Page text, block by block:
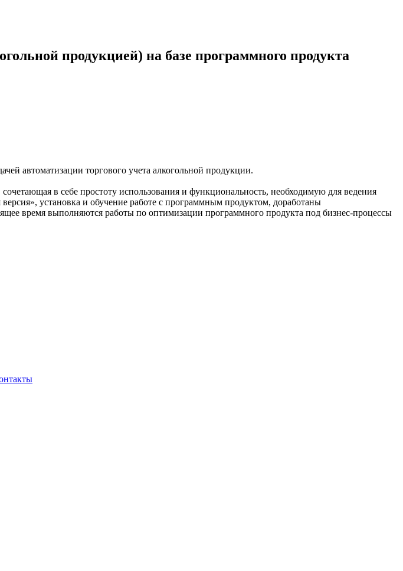
продукцией) на базе программного продукта
автоматизации торгового учета алкогольной продукции.
в себе простоту использования и функциональность, необходимую для ведения
установка и обучение работе с программным продуктом, доработаны
время выполняются работы по оптимизации программного продукта под бизнес-процессы